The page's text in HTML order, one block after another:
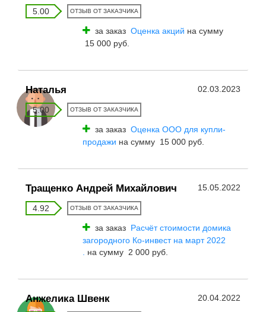
5.00 ОТЗЫВ ОТ ЗАКАЗЧИКА
за заказ Оценка акций на сумму
15 000 руб.
Наталья 02.03.2023
5.00 ОТЗЫВ ОТ ЗАКАЗЧИКА
за заказ Оценка ООО для купли-
продажи на сумму 15 000 руб.
Тращенко Андрей Михайлович 15.05.2022
4.92 ОТЗЫВ ОТ ЗАКАЗЧИКА
за заказ Расчёт стоимости домика
загородного Ко-инвест на март 2022
на сумму 2 000 руб.
Анжелика Швенк 20.04.2022